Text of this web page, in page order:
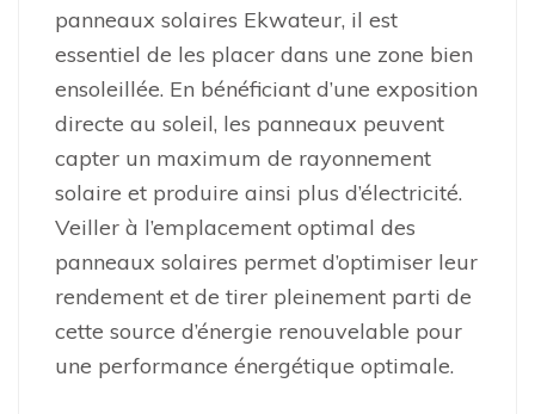
panneaux solaires Ekwateur, il est
essentiel de les placer dans une zone bien
ensoleillée. En bénéficiant d’une exposition
directe au soleil, les panneaux peuvent
capter un maximum de rayonnement
solaire et produire ainsi plus d’électricité.
Veiller à l’emplacement optimal des
panneaux solaires permet d’optimiser leur
rendement et de tirer pleinement parti de
cette source d’énergie renouvelable pour
une performance énergétique optimale.